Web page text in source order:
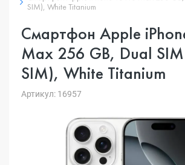
SIM), White Titanium
Смартфон Apple
Max 256 GB, Dual
SIM), White Titanium
Артикул: 16957